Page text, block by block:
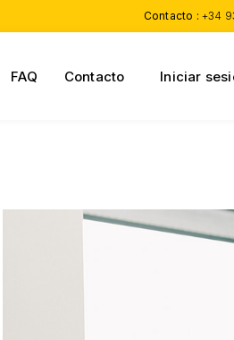
Contacto : +34
FAQ Contacto Iniciar